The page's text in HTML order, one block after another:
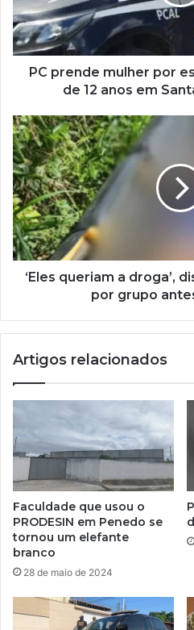
PC prende mulher por
de 12 anos em
‘Eles queriam a droga’,
por grupo
Artigos relacionados
Faculdade que usou o
PRODESIN em Penedo se
tornou um elefante
branco
28 de maio de 2024